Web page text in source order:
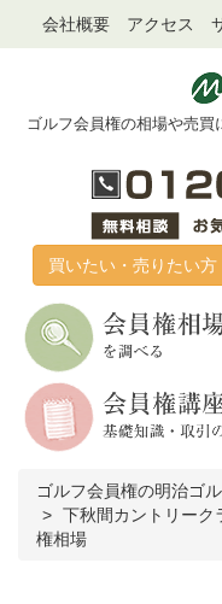
会社概要 アクセス
ゴルフ会員権の相場や売買
買いたい・売りたい方
ゴルフ会員権の明治ゴ
下秋間カントリーク
権相場